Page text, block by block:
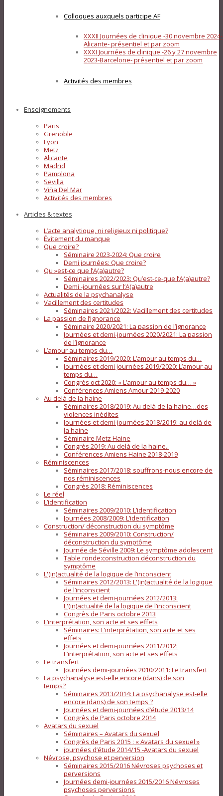
Colloques auxquels participe AF
XXXII Journées de clinique -30 novembre 2024-
Alicante- présentiel et par zoom
XXXI Journées de clinique -26 y 27 novembre
2023-Barcelone- présentiel et par zoom
Activités des membres
Enseignements
Paris
Grenoble
Lyon
Metz
Alicante
Madrid
Pamplona
Sevilla
Viña Del Mar
Activités des membres
Articles & textes
L’acte analytique, ni religieux ni politique?
Évitement du manque
Que croire?
Séminaire 2023-2024: Que croire
Demi journées: Que croire?
Qu »est-ce que l’A(a)autre?
Séminaires 2022/2023: Qu’est-ce-que l’A(a)autre?
Demi -journées sur l’A(a)autre
Actualités de la psychanalyse
Vacillement des certitudes
Séminaires 2021/2022: Vacillement des certitudes
La passion de l’Ignorance
Séminaire 2020/2021: La passion de l’ignorance
Journées et demi-journées 2020/2021: La passion
de l’ignorance
L’amour au temps du…
Séminaires 2019/2020: L’amour au temps du…
Journées et demi journées 2019/2020: L’amour au
temps du…
Congrès oct 2020: « L’amour au temps du… »
Conférences Amiens Amour 2019-2020
Au delà de la haine
Séminaires 2018/2019: Au delà de la haine…des
violences inédites
Journées et demi-journées 2018/2019: au delà de
la haine
Séminaire Metz Haine
Congrès 2019: Au delà de la haine..
Conférences Amiens Haine 2018-2019
Réminiscences
Séminaires 2017/2018: souffrons-nous encore de
nos réminiscences
Congrès 2018: Réminiscences
Le réel
L’identification
Séminaires 2009/2010: L’identification
Journées 2008/2009: L’identification
Construction/ déconstruction du symptôme
Séminaires 2009/2010: Construction/
déconstruction du symptôme
Journée de Séville 2009: Le symptôme adolescent
Table ronde:construction déconstruction du
symptôme
L'(in)actualité de la logique de l’inconscient
Séminaires 2012/2013: L'(in)actualité de la logique
de l’inconscient
Journées et demi-journées 2012/2013:
L'(in)actualité de la logique de l’inconscient
Congrès de Paris octobre 2013
L’interprétation, son acte et ses effets
Séminaires: L’interprétation, son acte et ses
effets
Journées et demi-journées 2011/2012:
L’interprétation, son acte et ses effets
Le transfert
Journées demi-journées 2010/2011: Le transfert
La psychanalyse est-elle encore (dans) de son
temps?
Séminaires 2013/2014: La psychanalyse est-elle
encore (dans) de son temps ?
Journées et demi-journées d’étude 2013/14
Congrès de Paris octobre 2014
Avatars du sexuel
Séminaires – Avatars du sexuel
Congrès de Paris 2015 : « Avatars du sexuel »
journées d’étude 2014/15 -Avatars du sexuel
Névrose, psychose et perversion
Séminaires 2015/2016 Névroses psychoses et
perversions
Journées demi-journées 2015/2016 Névroses
psychoses perversions